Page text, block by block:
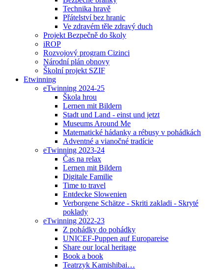
Technika hravě
Přátelství bez hranic
Ve zdravém těle zdravý duch
Projekt Bezpečně do školy
iROP
Rozvojový program Cizinci
Národní plán obnovy
Školní projekt SZIF
Etwinning
eTwinning 2024-25
Škola hrou
Lernen mit Bildern
Stadt und Land - einst und jetzt
Museums Around Me
Matematické hádanky a rébusy v pohádkách
Adventné a vianočné tradície
eTwinning 2023-24
Čas na relax
Lernen mit Bildern
Digitale Familie
Time to travel
Entdecke Slowenien
Verborgene Schätze - Skriti zakladi - Skryté
poklady
eTwinning 2022-23
Z pohádky do pohádky
UNICEF-Puppen auf Europareise
Share our local heritage
Book a book
Teatrzyk Kamishibai…